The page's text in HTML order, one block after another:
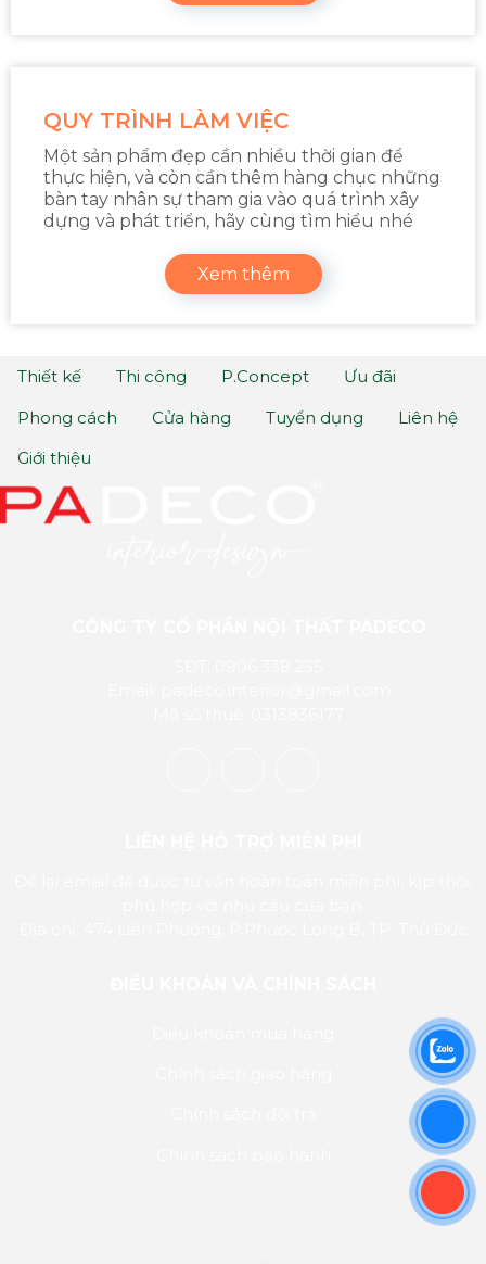
QUY TRÌNH LÀM VIỆC
Một sản phẩm đẹp cần nhiều thời gian để
thực hiện, và còn cần thêm hàng chục những
bàn tay nhân sự tham gia vào quá trình xây
dựng và phát triển, hãy cùng tìm hiểu nhé
Xem thêm
Thiết kế Thi công P.Concept
Ưu đãi
Phong cách
Cửa hàng Tuyển dụng
Liên hệ
Giới thiệu